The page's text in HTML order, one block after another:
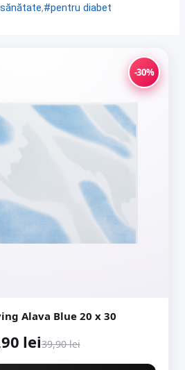
,#pentru diabet
-30%
Faianta Living Alava Blue 20 x 30
lei39,90 lei